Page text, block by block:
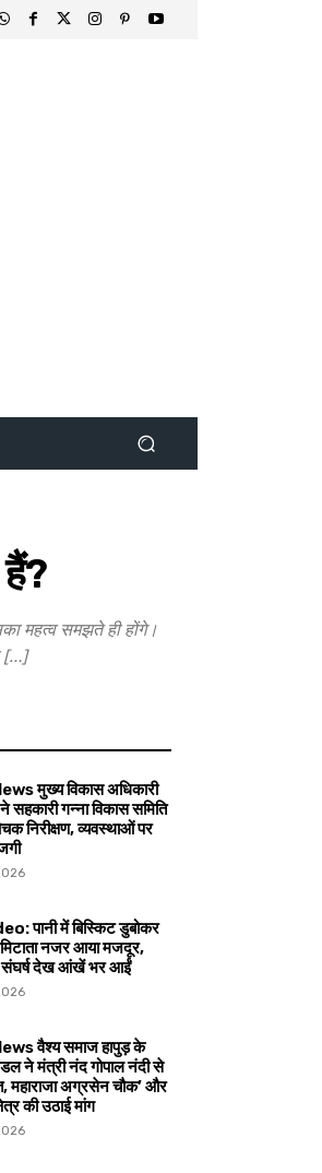
महत्व समझते ही होंगे।
[…]
मुख्य विकास अधिकारी
सहकारी गन्ना विकास समिति
निरीक्षण, व्यवस्थाओं पर
पानी में बिस्किट डुबोकर
नजर आया मजदूर,
संघर्ष देख आंखें भर आईं
वैश्य समाज हापुड़ के
ने मंत्री नंद गोपाल नंदी से
महाराजा अग्रसेन चौक’ और
की उठाई मांग